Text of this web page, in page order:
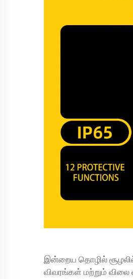
இன்றைய தொழில்
விவரங்கள் மற்றும் விலை